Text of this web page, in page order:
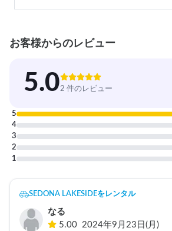
お客様からのレビュー
5.02 件のレビュー
5
4
3
2
1
SEDONA LAKESIDEをレンタル
なる
5.00 2024年9月23日(月)